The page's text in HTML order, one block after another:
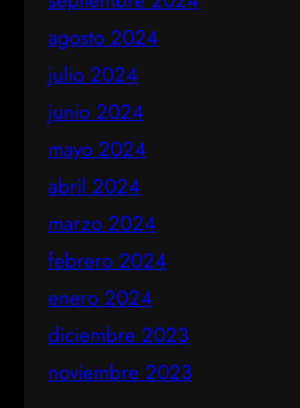
agosto 2024
julio 2024
junio 2024
mayo 2024
abril 2024
marzo 2024
febrero 2024
enero 2024
diciembre 2023
noviembre 2023